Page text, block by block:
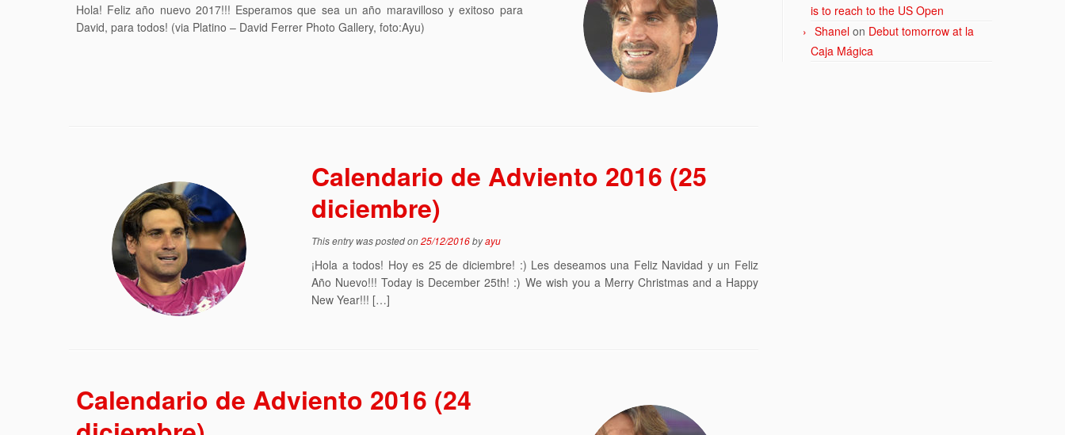
Hola! Feliz año nuevo 2017!!! Esperamos que sea un año maravilloso y exitoso para
David, para todos! (via Platino – David Ferrer Photo Gallery, foto:Ayu)
Calendario de Adviento 2016 (25
diciembre)
This entry was posted on25/12/2016byayu
¡Hola a todos! Hoy es 25 de diciembre! :) Les deseamos una Feliz Navidad y un Feliz
Año Nuevo!!! Today is December 25th! :) We wish you a Merry Christmas and a Happy
New Year!!! […]
Calendario de Adviento 2016 (24
is to reach to the US Open
Shanel on Debut tomorrow at la
Caja Mágica